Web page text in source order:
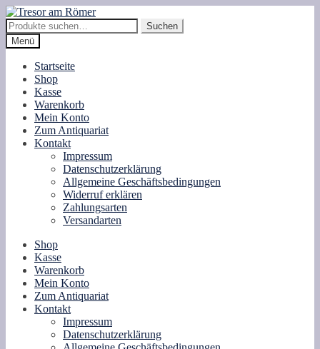
Zur
Navigation
springen
Zum
Inhalt
springen
Suche
nach:
Suchen
Menü
Startseite
Shop
Kasse
Warenkorb
Mein Konto
Zum Antiquariat
Kontakt
Impressum
Datenschutzerklärung
Allgemeine Geschäftsbedingungen
Widerruf erklären
Zahlungsarten
Versandarten
Shop
Kasse
Warenkorb
Mein Konto
Zum Antiquariat
Kontakt
Impressum
Datenschutzerklärung